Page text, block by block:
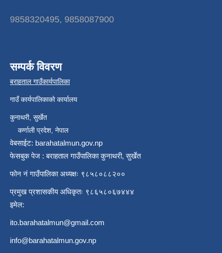
9858320495, 9858087900
सम्पर्क विवरण
बराहताल गाउँकार्यपालिका
गाउँ कार्यपालिकाको कार्यालय
कुनाथरी, सुर्खेत
कर्णाली प्रदेश, नेपाल
वेबसाईट: barahatalmun.gov.np
फेसबुक पेज : बराहताल गाउँपालिका कुनाथरी, सुर्खेत
फोन नं गाउँपालिका अध्यक्षः ९८५८०८८२००
प्रमुख प्रशासकीय अधिकृतः ९८६५८०६७४४४
इमेल:
ito.barahatalmun@gmail.com
info@barahatalmun.gov.np